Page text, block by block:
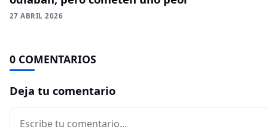
27 ABRIL 2026
0 COMENTARIOS
Deja tu comentario
Comentario